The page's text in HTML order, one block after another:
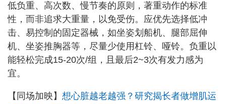
低负重、高次数、慢节奏的原则，著重动作的标准
性，而非追求大重量，以免受伤。应优先选择低冲
击、易控制的固定器械，如坐姿划船机、腿部屈伸
机、坐姿推胸器等，尽量少使用杠铃、哑铃。负重以
能轻松完成15-20次/组，且最后2~3次有发力感为
宜。
【同场加映】 想心脏越老越强？研究揭长者做增肌运